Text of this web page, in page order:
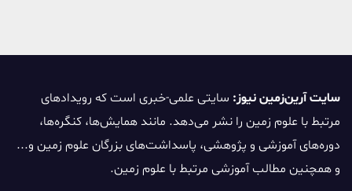
سایت آرین‌زمین نیوز: سایتی علمی-خبری است که رویدادهای
مرتبط با علوم زمین را نشر می‌دهد. مانند همایش‌ها، کنگره‌ها،
دوره‌های آموزشی و پژوهشی، پاسداشت‌های بزرگان علوم زمین و...
و همچنین مطالب آموزشی مرتبط با علوم زمین.